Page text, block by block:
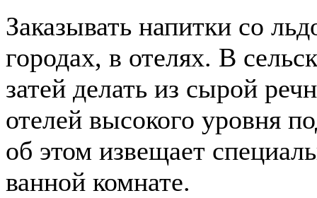
Заказывать напитки со
городах, в отелях. В
затей делать из сырой
отелей высокого уровня
об этом извещает
ванной комнате.